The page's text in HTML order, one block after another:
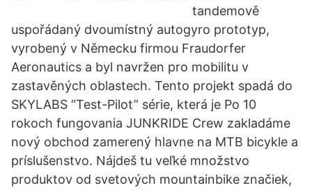
tandemově
uspořádaný dvoumístný autogyro prototyp,
vyrobený v Německu firmou Fraudorfer
Aeronautics a byl navržen pro mobilitu v
zastavěných oblastech. Tento projekt spadá do
SKYLABS “Test-Pilot” série, která je Po 10
rokoch fungovania JUNKRIDE Crew zakladáme
nový obchod zamerený hlavne na MTB bicykle a
príslušenstvo. Nájdeš tu veľké množstvo
produktov od svetových mountainbike značiek,